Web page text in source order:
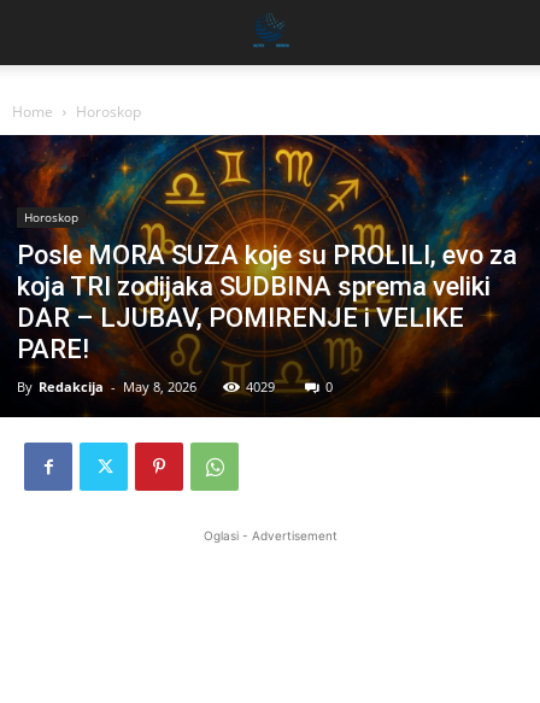
Home Horoskop
Horoskop
Posle MORA SUZA koje su PROLILI, evo za
koja TRI zodijaka SUDBINA sprema veliki
DAR – LJUBAV, POMIRENJE i VELIKE
PARE!
By Redakcija - May 8, 2026 4029 0
Oglasi - Advertisement